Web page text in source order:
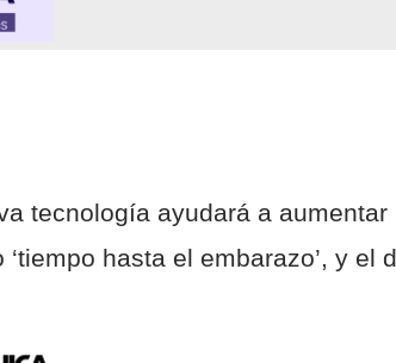
tecnología ayudará a
‘tiempo hasta el embarazo’, y